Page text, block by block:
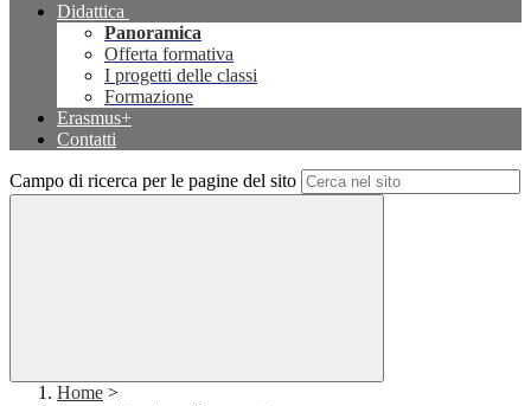
Didattica
Panoramica
Offerta formativa
I progetti delle classi
Formazione
Erasmus+
Contatti
Campo di ricerca per le pagine del sito
Home >